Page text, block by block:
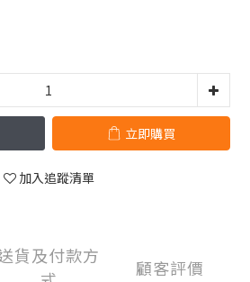
立即購買
加入追蹤清單
貨及付款方
顧客評價